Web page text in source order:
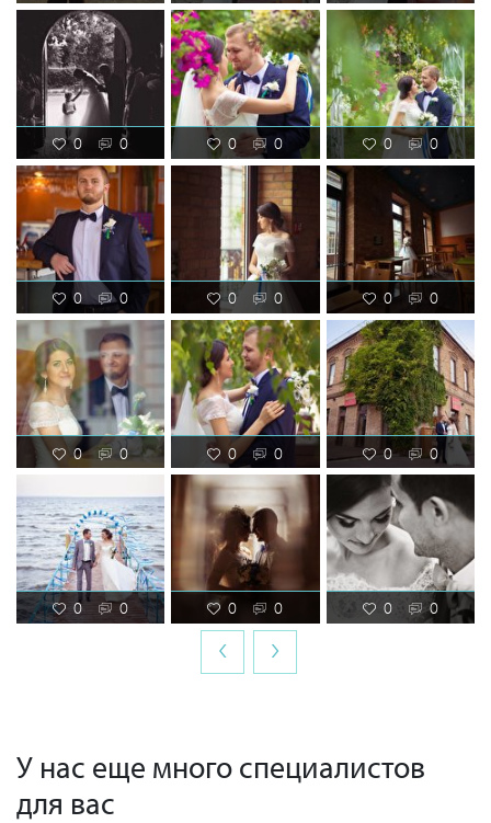
0 0 0 0 0 0
0 0 0 0 0 0
0 0 0 0 0 0
0 0 0 0 0 0
‹ ›
У нас еще много специалистов
для вас